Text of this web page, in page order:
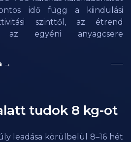
idő függ a kiindulási
szinttől, az étrend
az egyéni anyagcsere
→
tudok 8 kg-ot
leadása körülbelül 8–16 hét